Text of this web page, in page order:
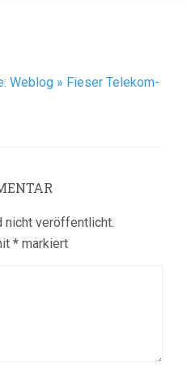
Weblog » Fieser Telekom-
nicht veröffentlicht.
* markiert